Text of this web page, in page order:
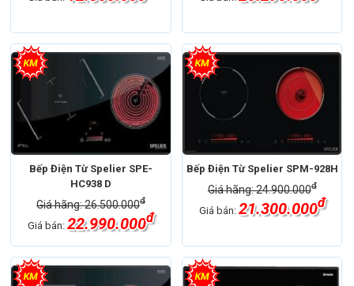
Bếp Điện Từ Spelier SPE-
HC938 D
Giá hãng: 26.500.000đ
Giá bán:22.990.000đ
Bếp Điện Từ Spelier SPM-928H
Giá hãng: 24.900.000đ
Giá bán: 21.300.000đ